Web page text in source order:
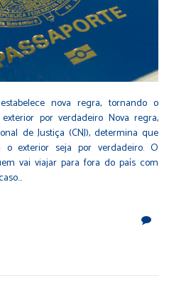
nova regra, tornando o
por verdadeiro Nova regra,
de Justiça (CNJ), determina que
exterior seja por verdadeiro. O
vai viajar para fora do país com